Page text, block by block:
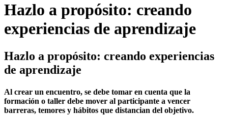
Hazlo a propósito: creando
experiencias de aprendizaje
Hazlo a propósito: creando experiencias
de aprendizaje
Al crear un encuentro, se debe tomar en cuenta que la
formación o taller debe mover al participante a vencer
barreras, temores y hábitos que distancian del objetivo.